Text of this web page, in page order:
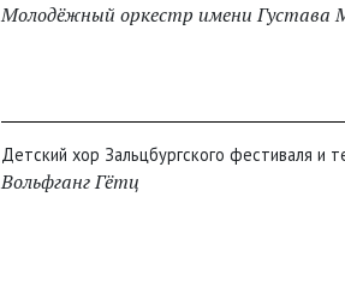
Молодёжный оркестр имени Густава
Детский хор Зальцбургского фестиваля и
Вольфганг Гётц